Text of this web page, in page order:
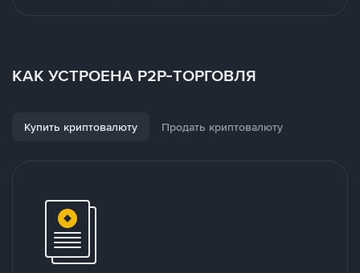
КАК УСТРОЕНА P2P-ТОРГОВЛЯ
Купить криптовалюту Продать криптовалюту